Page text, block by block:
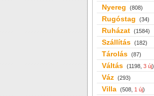
Nyereg (808)
Rugóstag (34)
Ruházat (1584)
Szállítás (182)
Tárolás (87)
Váltás (1198, 3 új)
Váz (293)
Villa (508, 1 új)